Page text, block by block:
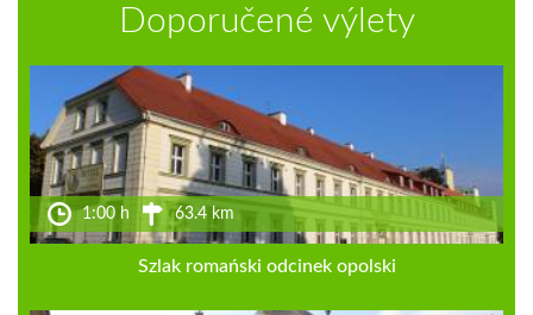
Doporučené výlety
1:00 h 63.4 km
Szlak romański odcinek opolski